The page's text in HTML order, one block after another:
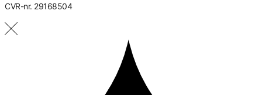
CVR-nr. 29168504